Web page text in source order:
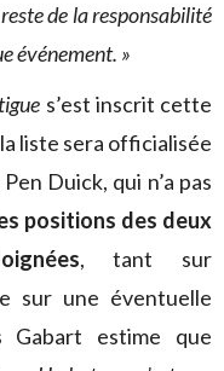
de la responsabilité
événement. »
s’est inscrit cette
liste sera officialisée
Duick, qui n’a pas
positions des deux
, tant sur
sur une éventuelle
Gabart estime que